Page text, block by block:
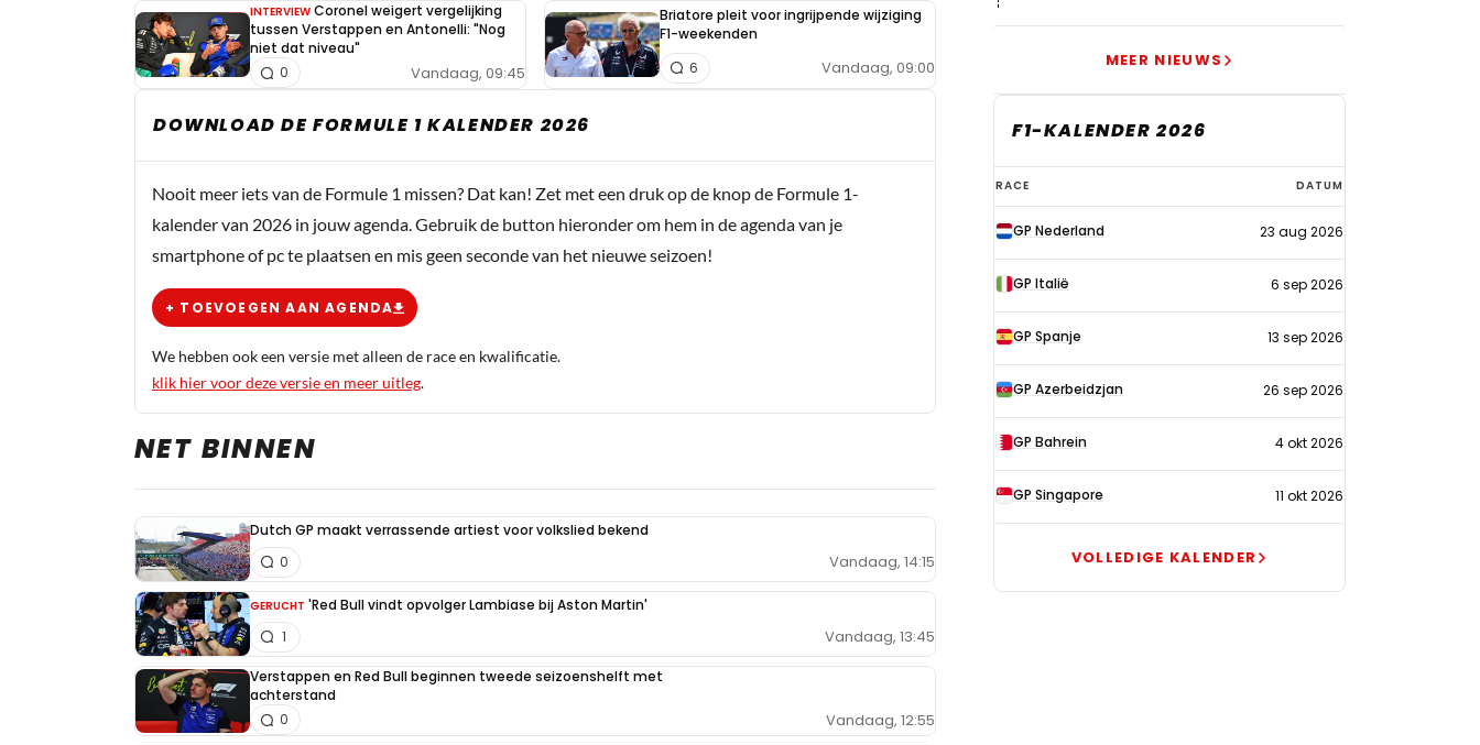
INTERVIEW Coronel weigert vergelijking
tussen Verstappen en Antonelli: "Nog
niet dat niveau"
Vandaag, 09:45
0
Briatore pleit voor ingrijpende wijziging
F1-weekenden
Vandaag, 09:00
6
DOWNLOAD DE FORMULE 1 KALENDER 2026
Nooit meer iets van de Formule 1 missen? Dat kan! Zet met een druk op de knop de Formule 1-
kalender van 2026 in jouw agenda. Gebruik de button hieronder om hem in de agenda van je
smartphone of pc te plaatsen en mis geen seconde van het nieuwe seizoen!
+ TOEVOEGEN AAN AGENDA
We hebben ook een versie met alleen de race en kwalificatie.
klik hier voor deze versie en meer uitleg.
NET BINNEN
Dutch GP maakt verrassende artiest voor volkslied bekend
Vandaag, 14:15
0
GERUCHT 'Red Bull vindt opvolger Lambiase bij Aston Martin'
Vandaag, 13:45
1
Verstappen en Red Bull beginnen tweede seizoenshelft met
achterstand
Vandaag, 12:55
0
MEER NIEUWS
F1-KALENDER 2026
F1-
kalender
2026
RACE DATUM
GP Nederland 23 aug 2026
GP Italië 6 sep 2026
GP Spanje 13 sep 2026
GP Azerbeidzjan 26 sep 2026
GP Bahrein 4 okt 2026
GP Singapore 11 okt 2026
VOLLEDIGE KALENDER